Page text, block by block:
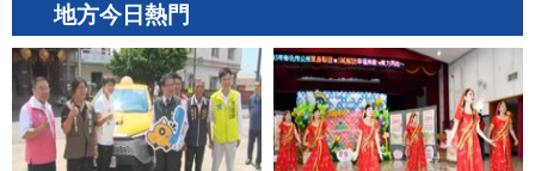
地方今日熱門